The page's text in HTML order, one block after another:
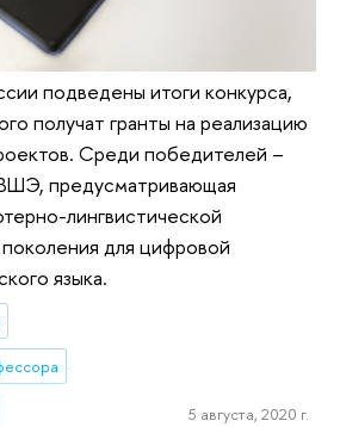
подведены итоги конкурса,
получат гранты на реализацию
Среди победителей –
предусматривающая
лингвистической
для цифровой
языка.
5 августа, 2020 г.